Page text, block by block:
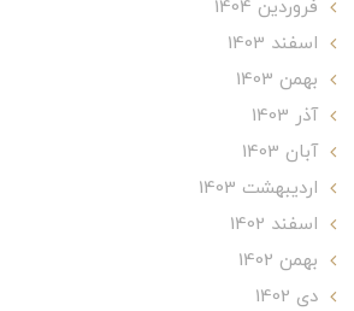
فروردین 1404
اسفند 1403
بهمن 1403
آذر 1403
آبان 1403
ارديبهشت 1403
اسفند 1402
بهمن 1402
دی 1402